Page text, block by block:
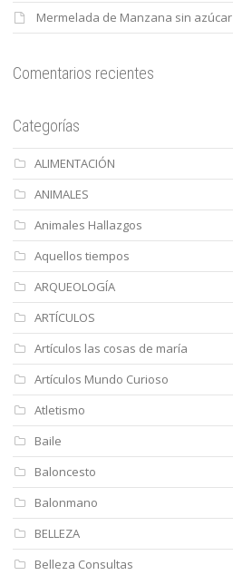
Mermelada de Manzana sin azúcar
Comentarios recientes
Categorías
ALIMENTACIÓN
ANIMALES
Animales Hallazgos
Aquellos tiempos
ARQUEOLOGÍA
ARTÍCULOS
Artículos las cosas de maría
Artículos Mundo Curioso
Atletismo
Baile
Baloncesto
Balonmano
BELLEZA
Belleza Consultas